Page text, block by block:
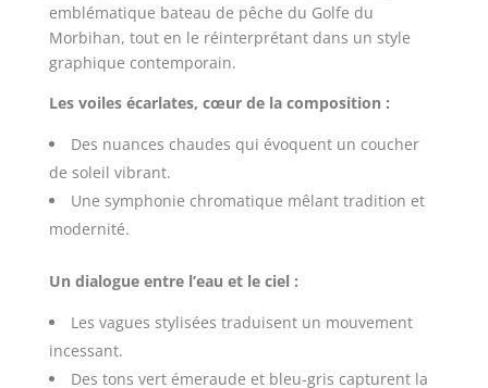
emblématique bateau de pêche du Golfe du
Morbihan, tout en le réinterprétant dans un style
graphique contemporain.
Les voiles écarlates, cœur de la composition :
Des nuances chaudes qui évoquent un coucher
de soleil vibrant.
Une symphonie chromatique mêlant tradition et
modernité.
Un dialogue entre l’eau et le ciel :
Les vagues stylisées traduisent un mouvement
incessant.
Des tons vert émeraude et bleu-gris capturent la